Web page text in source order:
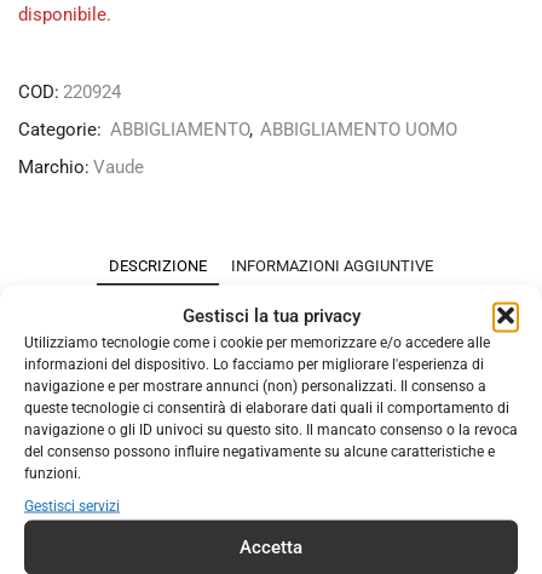
Gestisci la tua privacy
Utilizziamo tecnologie come i cookie per memorizzare e/o accedere alle
informazioni del dispositivo. Lo facciamo per migliorare l'esperienza di
navigazione e per mostrare annunci (non) personalizzati. Il consenso a
queste tecnologie ci consentirà di elaborare dati quali il comportamento di
navigazione o gli ID univoci su questo sito. Il mancato consenso o la revoca
del consenso possono influire negativamente su alcune caratteristiche e
funzioni.
Gestisci servizi
Accetta
disponibile.
COD: 220924
Categorie: ABBIGLIAMENTO, ABBIGLIAMENTO UOMO
Marchio: Vaude
DESCRIZIONE INFORMAZIONI AGGIUNTIVE
Maglietta funzionale leggera per giornate attive Questa
maglietta funzionale offre un comfort ottimale per le
attività sportive. Grazie al tessuto leggero in poliestere
riciclato, è particolarmente facile da pulire e ad asciugatura
rapida, ideale per viaggi, escursioni o avventure sportive. Il
materiale traspirante garantisce una piacevole sensazione
sulla pelle, mentre l’etichetta ecologica Green Shape è
sinonimo di produzione sostenibile. Versatile e prodotta
con risparmio di risorse, questa camicia è una scelta